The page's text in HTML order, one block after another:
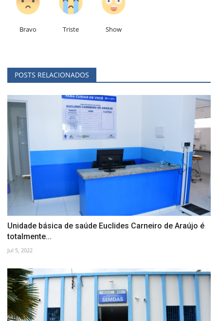
Bravo Triste Show
POSTS RELACIONADOS
Unidade básica de saúde Euclides Carneiro de Araújo é
totalmente...
Jul 5, 2022